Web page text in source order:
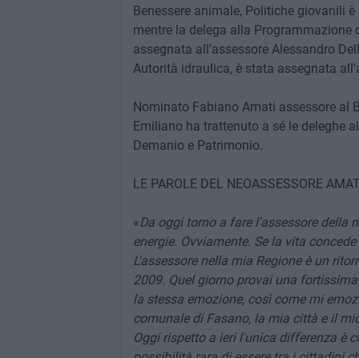
Benessere animale, Politiche giovanili
mentre la delega alla Programmazione
assegnata all'assessore Alessandro
Autorità idraulica, è stata assegnata
Nominato Fabiano Amati assessore al
Emiliano ha trattenuto a sé le deleghe
Demanio e Patrimonio.
LE PAROLE DEL NEOASSESSORE
«Da oggi torno a fare l'assessore della
energie. Ovviamente. Se la vita
L'assessore nella mia Regione è un
2009. Quel giorno provai una
la stessa emozione, così come mi
comunale di Fasano, la mia città e il
Oggi rispetto a ieri l'unica differenza è